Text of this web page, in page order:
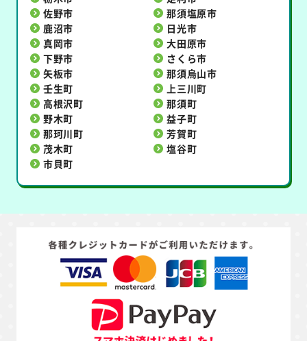
佐野市
那須塩原市
鹿沼市
日光市
真岡市
大田原市
下野市
さくら市
矢板市
那須烏山市
壬生町
上三川町
高根沢町
那須町
野木町
益子町
那珂川町
芳賀町
茂木町
塩谷町
市貝町